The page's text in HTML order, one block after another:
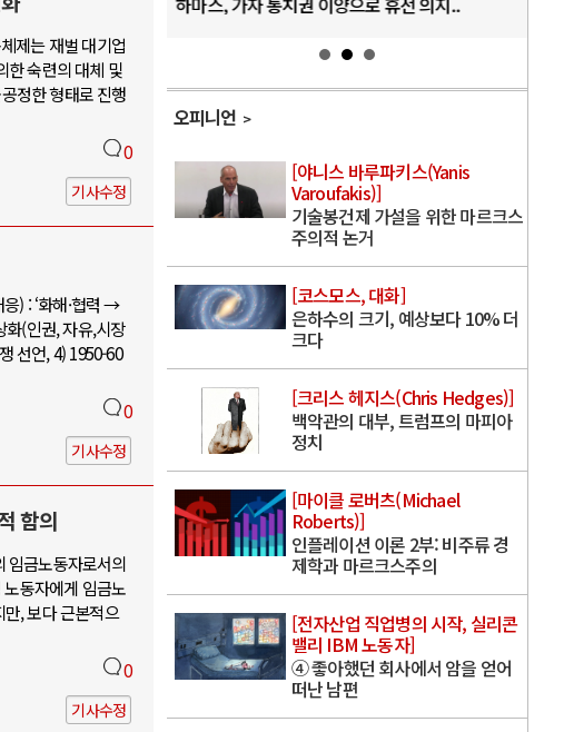
제는 재벌 대기업
한 숙련의 대체 및
정한 형태로 진행
0
기사수정
) : ‘화해·협력 →
(인권, 자유,시장
선언, 4) 1950-60
0
기사수정
함의
임금노동자로서의
노동자에게 임금노
, 보다 근본적으
0
기사수정
오피니언
[야니스 바루파키스(Yanis
Varoufakis)]
기술봉건제 가설을 위한 마르크스
주의적 논거
[코스모스, 대화]
은하수의 크기, 예상보다 10% 더
크다
[크리스 헤지스(Chris Hedges)]
백악관의 대부, 트럼프의 마피아
정치
[마이클 로버츠(Michael
Roberts)]
인플레이션 이론 2부: 비주류 경
제학과 마르크스주의
[전자산업 직업병의 시작, 실리콘
밸리 IBM 노동자]
④ 좋아했던 회사에서 암을 얻어
떠난 남편